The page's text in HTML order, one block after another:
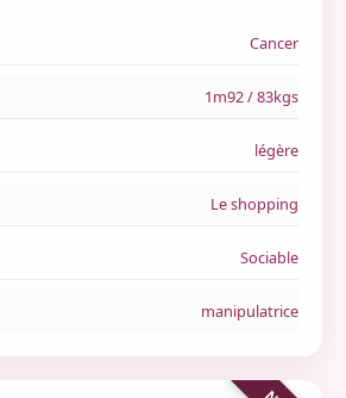
Cancer
1m92 / 83kgs
légère
Le shopping
Sociable
manipulatrice